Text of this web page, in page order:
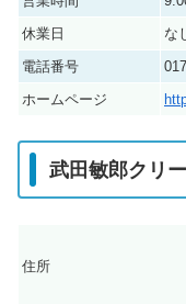
休業日
な
電話番号
ホームページ
武田敏郎クリ
住所